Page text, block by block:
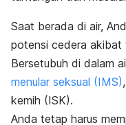
Saat berada di air,
potensi cedera akibat
Bersetubuh di dalam
menular seksual (IMS)
kemih (ISK).
Anda tetap harus